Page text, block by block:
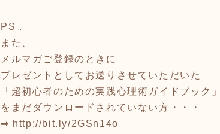
PS．
また、
メルマガご登録のときに
プレゼントとしてお送りさせていただいた
「超初心者のための実践心理術ガイドブック」
をまだダウンロードされていない方・・・
➡ http://bit.ly/2GSn14o